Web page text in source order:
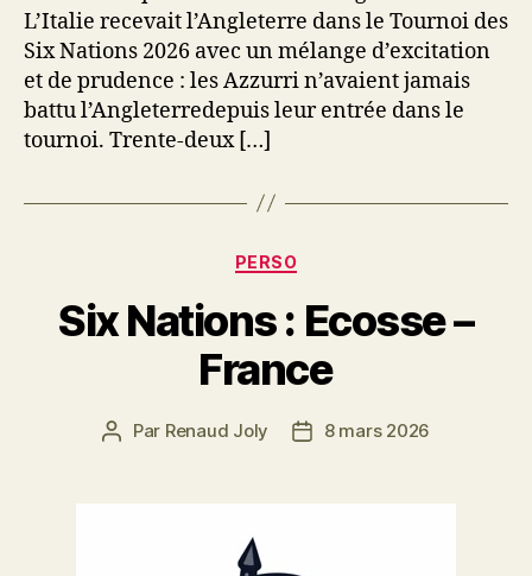
L’Italie recevait l’Angleterre dans le Tournoi des
Six Nations 2026 avec un mélange d’excitation
et de prudence : les Azzurri n’avaient jamais
battu l’Angleterredepuis leur entrée dans le
tournoi. Trente-deux […]
Catégories
PERSO
Six Nations : Ecosse –
France
Auteur
Par Renaud Joly
Date8 mars 2026